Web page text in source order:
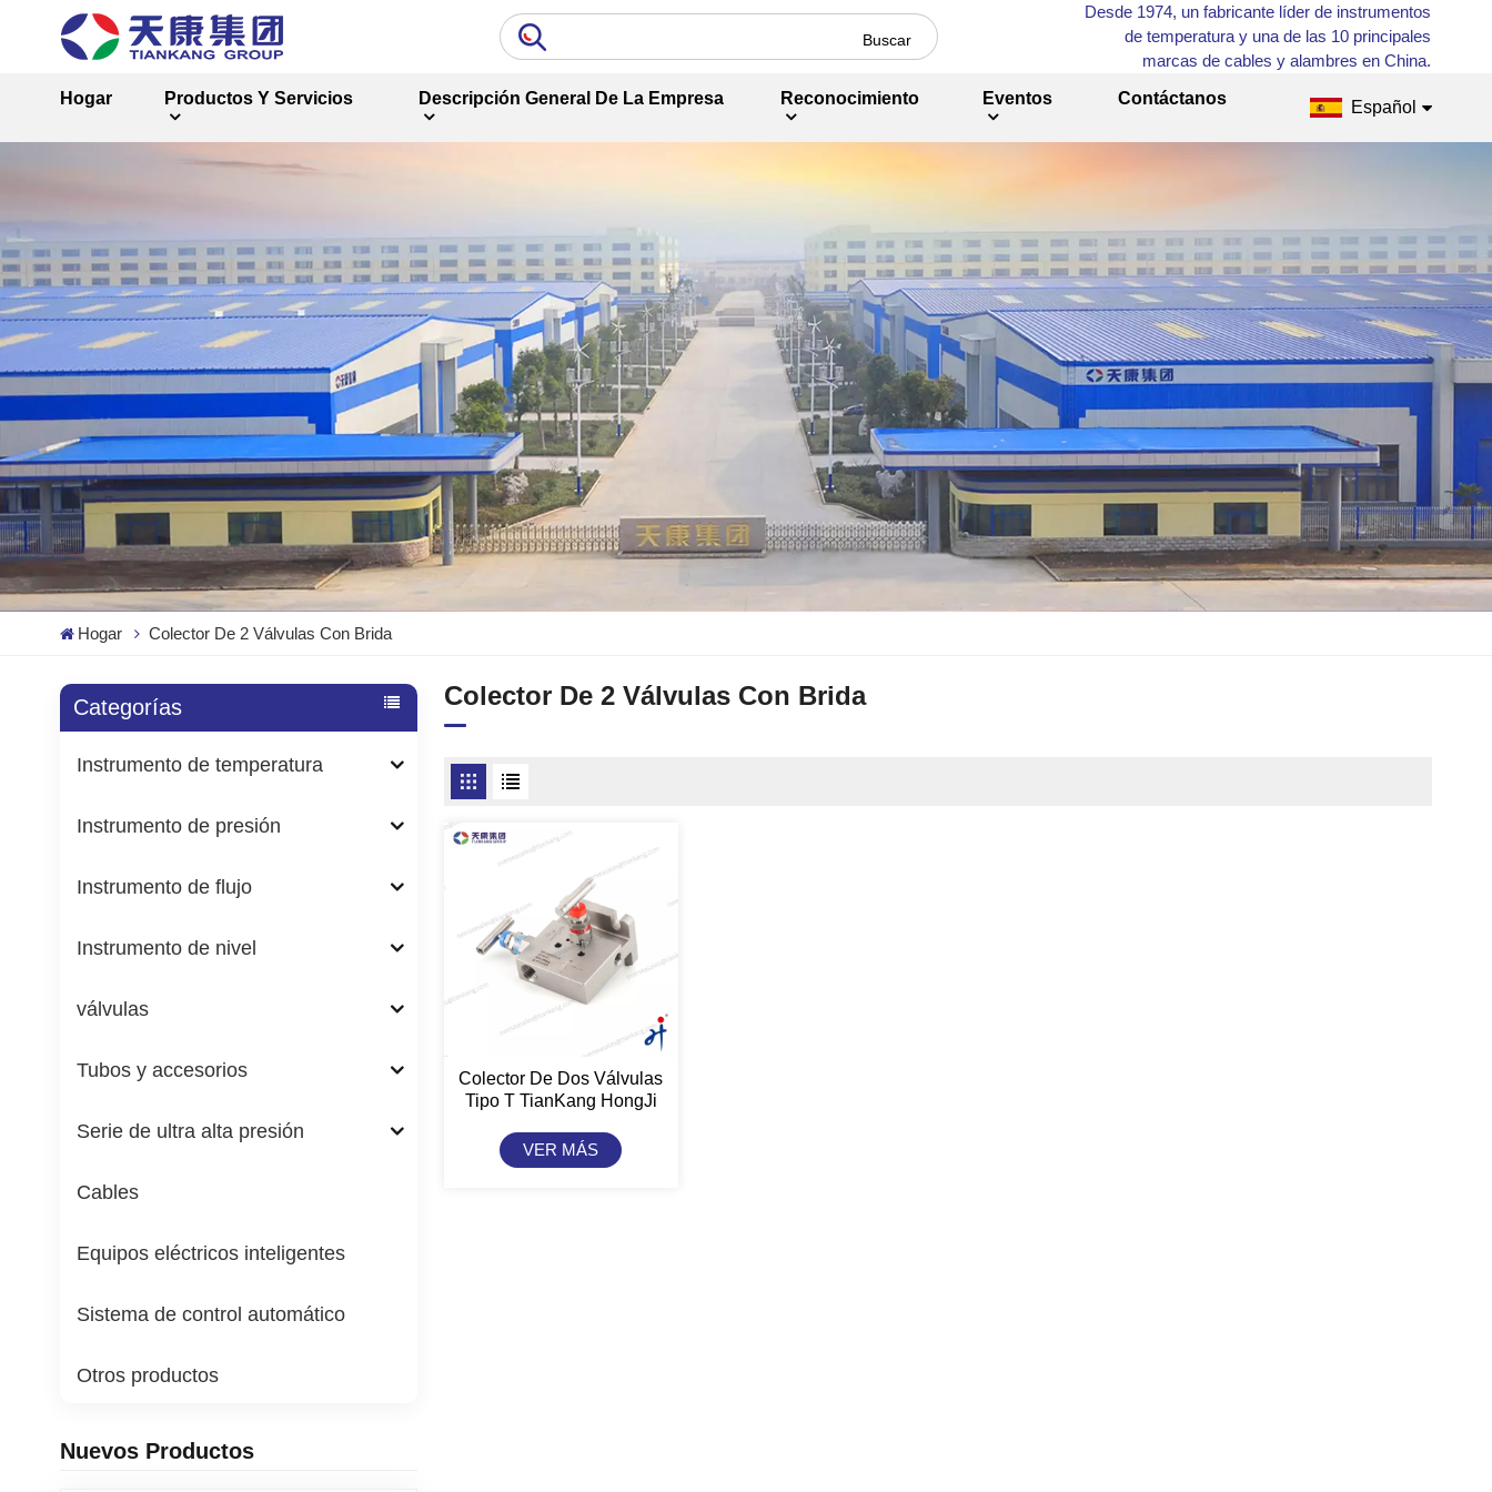
Desde 1974, un fabricante líder de instrumentos
de temperatura y una de las 10 principales
marcas de cables y alambres en China.
Hogar
Productos Y Servicios Descripción General De La Empresa Reconocimiento Eventos Contáctanos Español
Français
Русский
Español
Hogar Colector De 2 Válvulas Con Brida
Categorías
Instrumento de temperatura
Instrumento de presión
Instrumento de flujo
Instrumento de nivel
válvulas
Tubos y accesorios
Serie de ultra alta presión
Cables
Equipos eléctricos inteligentes
Sistema de control automático
Otros productos
Nuevos Productos
Colector De 2 Válvulas Con Brida
Colector De Dos Válvulas
Tipo T TianKang HongJi
VER MÁS